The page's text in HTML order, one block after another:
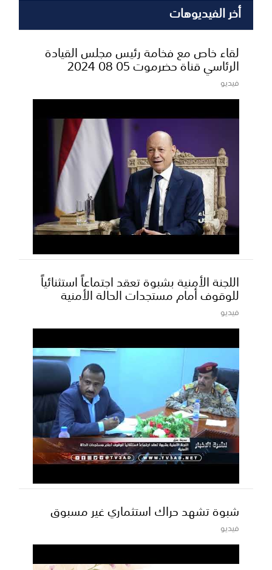
أخر الفيديوهات
لقاء خاص مع فخامة رئيس مجلس القيادة
الرئاسي قناة حضرموت 05 08 2024
فيديو
اللجنة الأمنية بشبوة تعقد اجتماعاً استثنائياً
للوقوف أمام مستجدات الحالة الأمنية
فيديو
شبوة تشهد حراك استثماري غير مسبوق
فيديو